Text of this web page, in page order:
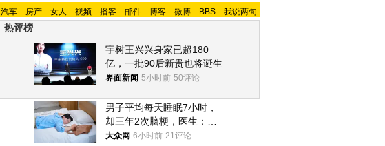
汽车 - 房产 - 女人 - 视频 - 播客 - 邮件 - 博客 - 微博 - BBS - 我说两句
热评榜
宇树王兴兴身家已超180
亿，一批90后新贵也将诞生
界面新闻 5小时前 50评论
男子平均每天睡眠7小时，
却三年2次脑梗，医生：这
样睡觉更伤身
大众网 6小时前 21评论